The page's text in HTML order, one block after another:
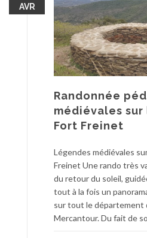
AVR
Randonnée
médiévales sur
Fort Freinet
Légendes médiévales
Freinet Une rando très
du retour du soleil,
tout à la fois un
sur tout le département
Mercantour. Du fait de